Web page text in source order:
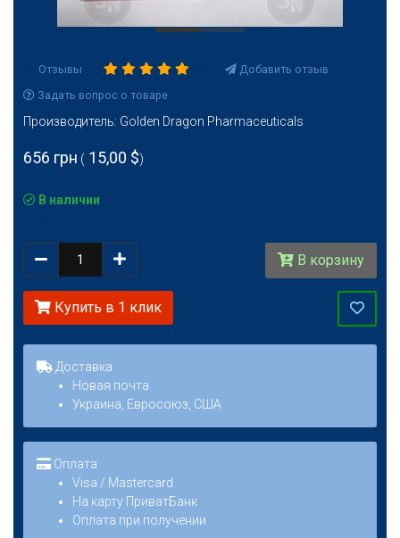
Отзывы
Добавить отзыв
Задать вопрос о товаре
Производитель: Golden Dragon Pharmaceuticals
656 грн ( 15,00 $)
В наличии
Количество
В корзину
Купить в 1 клик
Доставка
Новая почта
Украина, Евросоюз, США
Оплата
Visa / Mastercard
На карту ПриватБанк
Оплата при получении